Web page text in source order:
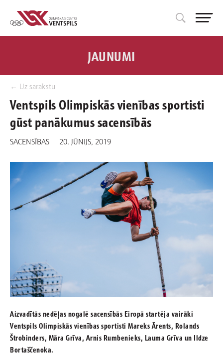
← Uz sarakstu
JAUNUMI
Ventspils Olimpiskās vienības sportisti
gūst panākumus sacensībās
SACENSĪBAS 20. JŪNIJS, 2019
Aizvadītās nedēļas nogalē sacensībās Eiropā startēja vairāki
Ventspils Olimpiskās vienības sportisti Mareks Ārents, Rolands
Štrobinders, Māra Grīva, Arnis Rumbenieks, Lauma Grīva un Ildze
Bortaščenoka.